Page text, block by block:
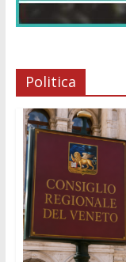
Politica